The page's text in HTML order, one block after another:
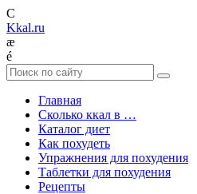
C
Kkal.ru
æ
é
Главная
Сколько ккал в …
Каталог диет
Как похудеть
Упражнения для похудения
Таблетки для похудения
Рецепты